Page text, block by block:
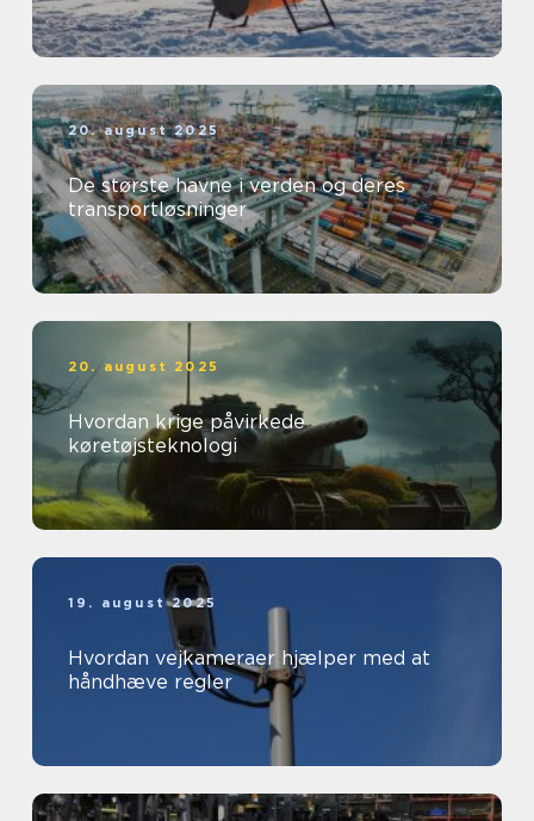
20. august 2025
De største havne i verden og deres
transportløsninger
20. august 2025
Hvordan krige påvirkede
køretøjsteknologi
19. august 2025
Hvordan vejkameraer hjælper med at
håndhæve regler